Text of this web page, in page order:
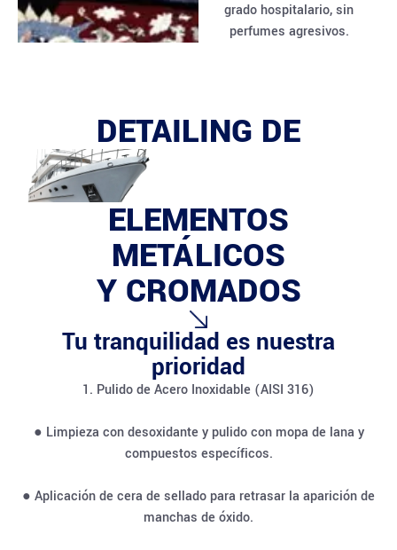
grado hospitalario, sin
perfumes agresivos.
DETAILING DE
ELEMENTOS
METÁLICOS
Y CROMADOS
Tu tranquilidad es nuestra
prioridad
1. Pulido de Acero Inoxidable (AISI 316)
● Limpieza con desoxidante y pulido con mopa de lana y
compuestos específicos.
● Aplicación de cera de sellado para retrasar la aparición de
manchas de óxido.